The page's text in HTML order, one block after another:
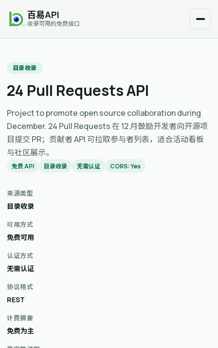
百易API
收录可用的免费接口
目录收录
24 Pull Requests API
Project to promote open source collaboration during
December. 24 Pull Requests 在 12 月鼓励开发者向开源项
目提交 PR；贡献者 API 可拉取参与者列表，适合活动看板
与社区展示。
免费 API 目录收录 无需认证 CORS: Yes
来源类型
目录收录
可用方式
免费可用
认证方式
无需认证
协议格式
REST
计费摘要
免费为主